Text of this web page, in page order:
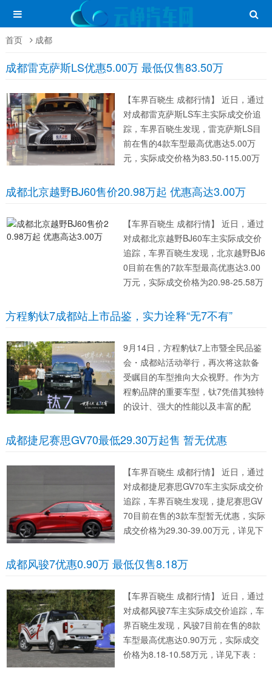
首页 成都
成都雷克萨斯LS优惠5.00万 最低仅售83.50万
【车界百晓生 成都行情】 近日，通过
对成都雷克萨斯LS车主实际成交价追
踪，车界百晓生发现，雷克萨斯LS目
前在售的4款车型最高优惠达5.00万
元，实际成交价格为83.50-115.00万
优惠金额...
成都北京越野BJ60售价20.98万起 优惠高达3.00万
【车界百晓生 成都行情】 近日，通过
对成都北京越野BJ60车主实际成交价
追踪，车界百晓生发现，北京越野BJ6
0目前在售的7款车型最高优惠达3.00
万元，实际成交价格为20.98-25.58万
优惠...
方程豹钛7成都站上市品鉴，实力诠释“无7不有”
9月14日，方程豹钛7上市暨全民品鉴
会・成都站活动举行，再次将这款备
受瞩目的车型推向大众视野。作为方
程豹品牌的重要车型，钛7凭借其独特
的设计、强大的性能以及丰富的配
设计硬派，但没放弃“眼缘”​ 钛7的外
观，官方叫“钛能前脸”。上下咬合非
成都捷尼赛思GV70最低29.30万起售 暂无优惠
【车界百晓生 成都行情】 近日，通过
对成都捷尼赛思GV70车主实际成交价
追踪，车界百晓生发现，捷尼赛思GV
70目前在售的3款车型暂无优惠，实际
成交价格为29.30-39.00万元，详见下
额...
成都风骏7优惠0.90万 最低仅售8.18万
【车界百晓生 成都行情】 近日，通过
对成都风骏7车主实际成交价追踪，车
界百晓生发现，风骏7目前在售的8款
车型最高优惠达0.90万元，实际成交
价格为8.18-10.58万元，详见下表：